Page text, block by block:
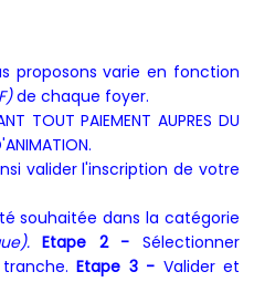
proposons varie en fonction
de chaque foyer.
TOUT PAIEMENT AUPRES DU
valider l'inscription de votre
souhaitée dans la catégorie
Etape 2 - Sélectionner
tranche.Etape 3 - Valider et